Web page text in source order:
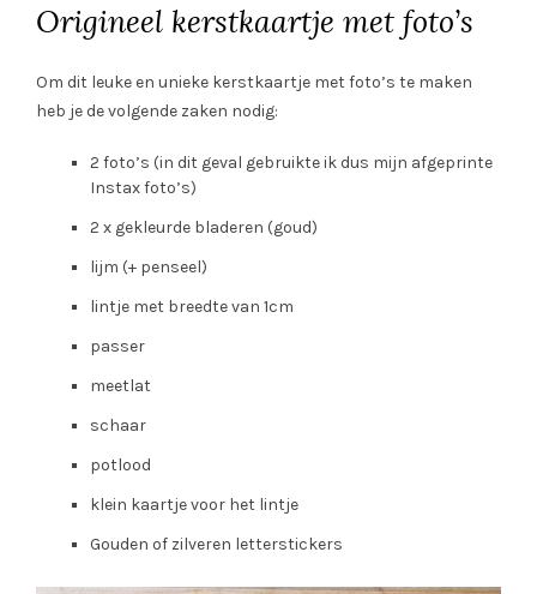
Origineel kerstkaartje met foto’s
Om dit leuke en unieke kerstkaartje met foto’s te maken
heb je de volgende zaken nodig:
2 foto’s (in dit geval gebruikte ik dus mijn afgeprinte
Instax foto’s)
2 x gekleurde bladeren (goud)
lijm (+ penseel)
lintje met breedte van 1cm
passer
meetlat
schaar
potlood
klein kaartje voor het lintje
Gouden of zilveren letterstickers